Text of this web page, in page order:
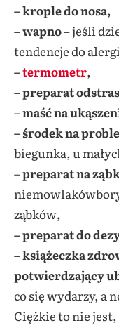
– krople do nosa,
– wapno –jeśli
tendencje do
–termometr,
– preparat
– maść na
– środek na
biegunka, u
–preparat na
ząbków,
– preparat do
– książeczka
potwierdzający
co się wydarzy, a
Ciężkie to nie